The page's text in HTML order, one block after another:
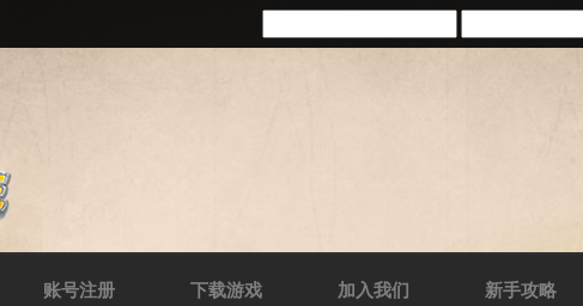
账号注册 下载游戏 加入我们 新手攻略